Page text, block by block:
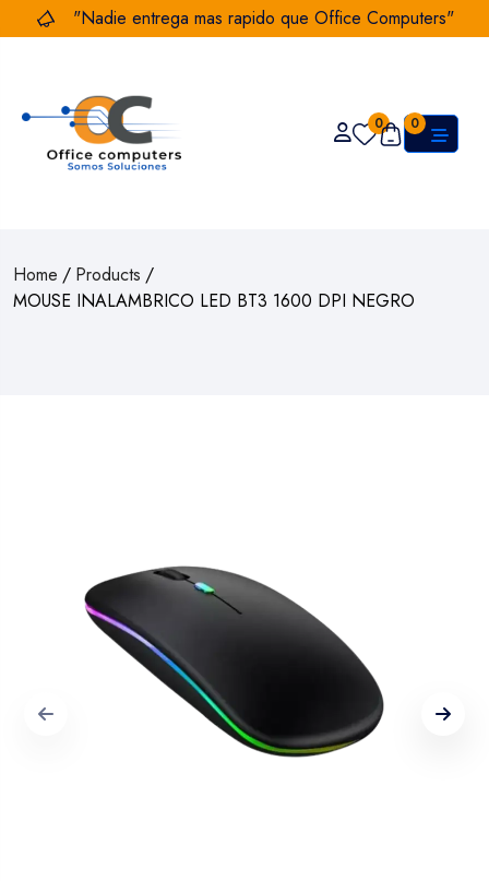
"Nadie entrega mas rapido que Office Computers"
0 0
Home / Products /
MOUSE INALAMBRICO LED BT3 1600 DPI NEGRO